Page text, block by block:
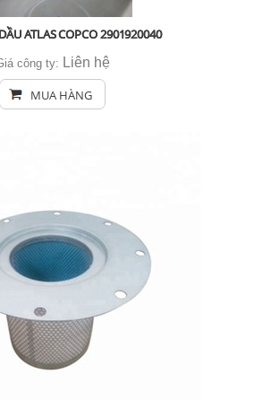
ATLAS COPCO 2901920040
công ty: Liên hệ
MUA HÀNG